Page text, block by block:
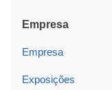
Empresa
Empresa
Exposições